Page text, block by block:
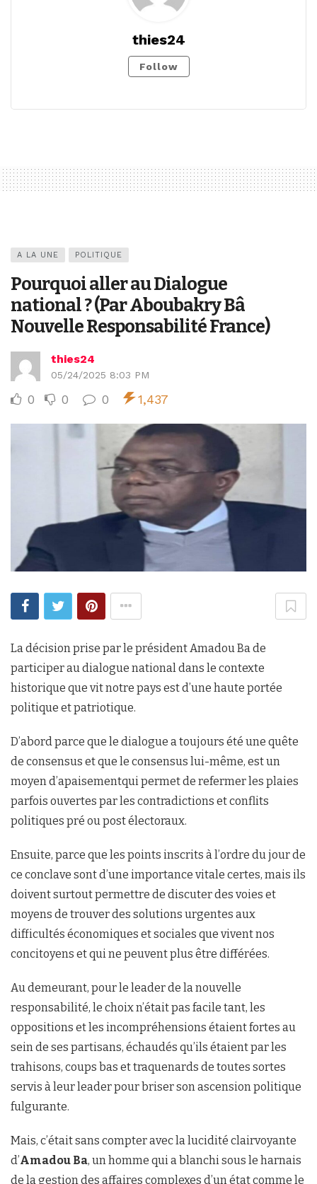
thies24
Follow
A LA UNE POLITIQUE
Pourquoi aller au Dialogue
national ? (Par Aboubakry Bâ
Nouvelle Responsabilité France)
thies24
05/24/2025 8:03 PM
0 0 0 1,437
La décision prise par le président Amadou Ba de
participer au dialogue national dans le contexte
historique que vit notre pays est d’une haute portée
politique et patriotique.
D’abord parce que le dialogue a toujours été une quête
de consensus et que le consensus lui-même, est un
moyen d’apaisementqui permet de refermer les plaies
parfois ouvertes par les contradictions et conflits
politiques pré ou post électoraux.
Ensuite, parce que les points inscrits à l’ordre du jour de
ce conclave sont d’une importance vitale certes, mais ils
doivent surtout permettre de discuter des voies et
moyens de trouver des solutions urgentes aux
difficultés économiques et sociales que vivent nos
concitoyens et qui ne peuvent plus être différées.
Au demeurant, pour le leader de la nouvelle
responsabilité, le choix n’était pas facile tant, les
oppositions et les incompréhensions étaient fortes au
sein de ses partisans, échaudés qu’ils étaient par les
trahisons, coups bas et traquenards de toutes sortes
servis à leur leader pour briser son ascension politique
fulgurante.
Mais, c’était sans compter avec la lucidité clairvoyante
d’Amadou Ba, un homme qui a blanchi sous le harnais
de la gestion des affaires complexes d’un état comme le